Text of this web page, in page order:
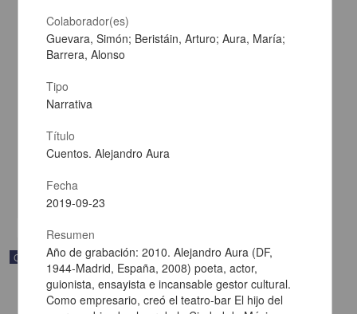
Carta de José María Maytorena a Francisco I. Madero en la que
Maytorena, José María
[sin fecha]
Correspondencia postal
Colaborador(es)
Guevara, Simón; Beristáin, Arturo; Aura, María;
Barrera, Alonso
Tipo
Narrativa
Título
Cuentos. Alejandro Aura
Fecha
2019-09-23
Resumen
Año de grabación: 2010. Alejandro Aura (DF,
1944-Madrid, España, 2008) poeta, actor,
guionista, ensayista e incansable gestor cultural.
Como empresario, creó el teatro-bar El hijo del